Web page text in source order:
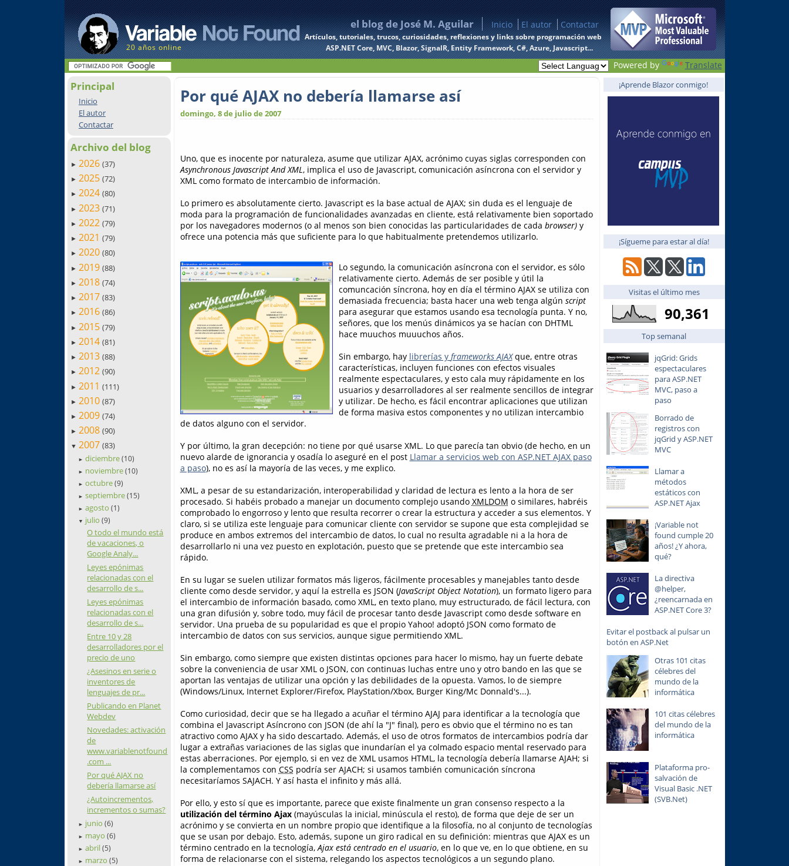
20 años online
el blog de José M. Aguilar Inicio El autor Contactar
Artículos, tutoriales, trucos, curiosidades, reflexiones y links sobre programación web
ASP.NET Core, MVC, Blazor, SignalR, Entity Framework, C#, Azure, Javascript...
Powered by Translate
Principal
Inicio
El autor
Contactar
Archivo del blog
► 2026 (37)
► 2025 (72)
► 2024 (80)
► 2023 (71)
► 2022 (79)
► 2021 (79)
► 2020 (80)
► 2019 (88)
► 2018 (74)
► 2017 (83)
► 2016 (86)
► 2015 (79)
► 2014 (81)
► 2013 (88)
► 2012 (90)
► 2011 (111)
► 2010 (87)
► 2009 (74)
► 2008 (90)
▼ 2007 (83)
► diciembre(10)
► noviembre(10)
► octubre(9)
► septiembre(15)
► agosto(1)
▼ julio(9)
O todo el mundo está
de vacaciones, o
Google Analy...
Leyes epónimas
relacionadas con el
desarrollo de s...
Leyes epónimas
relacionadas con el
desarrollo de s...
Entre 10 y 28
desarrolladores por el
precio de uno
¿Asesinos en serie o
inventores de
lenguajes de pr...
Publicando en Planet
Webdev
Novedades: activación
de
www.variablenotfound
.com ...
Por qué AJAX no
debería llamarse así
¿Autoincrementos,
incrementos o sumas?
► junio(6)
► mayo(6)
► abril(5)
► marzo(5)
Por qué AJAX no debería llamarse así
domingo, 8 de julio de 2007
Uno, que es inocente por naturaleza, asume que utilizar AJAX, acrónimo cuyas siglas corresponden con
Asynchronous Javascript And XML, implica el uso de Javascript, comunicación asíncrona con el servidor y
XML como formato de intercambio de información.
Lo primero es absolutamente cierto. Javascript es la base actual de AJAX; sin duda es el lenguaje de
moda para la programación de funcionalidades avanzadas en cliente, está relativamente bien soportado
por los navegadores modernos (o al menos son bien conocidas las particularidades de cada browser) y
ofrece una potencia más que suficiente para lo que habitualmente pretendemos utilizarlo.
Lo segundo, la comunicación asíncrona con el servidor, es sólo
relativamente cierto. Además de ser posible y útil la
comuncación síncrona, hoy en día el término AJAX se utiliza con
demasiada frecuencia; basta hacer una web tenga algún script
para asegurar que estamos usando esa tecnología punta. Y no,
señores, que los menús dinámicos ya se hacían con DHTML
hace muuchos muuuchos años.
Sin embargo, hay librerías y frameworks AJAXque, entre otras
características, incluyen funciones con efectos visuales
realmente espectaculares, y esto cala muy rápidamente en los
usuarios y desarrolladores al ser realmente sencillos de integrar
y utilizar. De hecho, es fácil encontrar aplicaciones que utilizan
de forma masiva estos componentes y no utilizan intercambio
de datos alguno con el servidor.
Y por último, la gran decepción: no tiene por qué usarse XML. Lo que parecía tan obvio (de hecho, en un
nuevo alarde de ignorancia y osadía lo aseguré en el post Llamar a servicios web con ASP.NET AJAX paso
a paso), no es así la mayoría de las veces, y me explico.
XML, a pesar de su estandarización, interoperabilidad y claridad de lectura es lento a la hora de ser
procesado. Si habéis probado a manejar un documento complejo usando XMLDOM o similares, habréis
comprobado lo engorroso y lento que resulta recorrer o crear la estructura y acceder a sus elementos. Y
claro, si se utiliza este lenguaje para comunicar cliente con servidor se supone que esta complejidad se
produce en ambos extremos del intercambio de datos, lo cual no resulta agradable ni a la hora de
desarrollarlo ni una vez puesto en explotación, puesto que se pretende que este intercambio sea
rápido.
En su lugar se suelen utilizar formatos más ligeros, fácilmente procesables y manejables tanto desde
cliente como desde servidor, y aquí la estrella es JSON (JavaScript Object Notation), un formato ligero para
el intercambio de información basado, como XML, en texto plano, muy estructurado, de fácil lectura, con
una gran difusión y, sobre todo, muy fácil de procesar tanto desde Javascript como desde software en
servidor. Una prueba de su popularidad es que el propio Yahoo! adoptó JSON como formato de
intercambio de datos con sus servicios, aunque sigue permitiendo XML.
Sin embargo, como siempre que existen distintas opciones para hacer lo mismo, hay un fuerte debate
sobre la conveniencia de usar XML o JSON, con continuas luchas entre uno y otro bando en las que se
aportan las ventajas de utilizar una opción y las debilidades de la opuesta. Vamos, lo de siempre
(Windows/Linux, Internet Explorer/Firefox, PlayStation/Xbox, Burger King/Mc Donnald's...).
Como curiosidad, decir que se ha llegado a acuñar el término AJAJ para identificar a la tecnología que
combina el Javascript Asíncrono con JSON (de ahí la "J" final), pero es obvio que el término no es tan
atractivo como AJAX y ha sido descartado. Además, el uso de otros formatos de intercambios podría dar
lugar a extrañas variaciones de las siglas que inundarían el ya colmado espacio mental reservado para
estas aberraciones. Por ejemplo, si en vez de XML usamos HTML, la tecnología debería llamarse AJAH; si
la complementamos con CSS podría ser AJACH; si usamos también comunicación síncrona
necesitaríamos SAJACH. Y así hasta el infinito y más allá.
Por ello, y esto sí que es importante, parece que existe finalmente un gran consenso respecto a la
utilización del término Ajax(mayúsculas la inicial, minúscula el resto), de forma que deje de ser un
acrónimo y se convierta en un nombre propio que identifique a la filosofía, no al conjunto de tecnologías
que se usan por debajo. Esto, además, supone un giro radical en su definición: mientras que AJAX es un
término centrado en la tecnología,Ajax está centrado en el usuario, en lo que ve, en lo que obtiene, en su
forma de relacionarse con el sistema, relegando los aspectos tecnológicos a un segundo plano.
¡Aprende Blazor conmigo!
¡Sígueme para estar al día!
Visitas el último mes
90,361
Top semanal
jqGrid: Grids
espectaculares
para ASP.NET
MVC, paso a
paso
Borrado de
registros con
jqGrid y ASP.NET
MVC
Llamar a
métodos
estáticos con
ASP.NET Ajax
¡Variable not
found cumple 20
años! ¿Y ahora,
qué?
La directiva
@helper,
¿reencarnada en
ASP.NET Core 3?
Evitar el postback al pulsar un
botón en ASP.Net
Otras 101 citas
célebres del
mundo de la
informática
101 citas célebres
del mundo de la
informática
Plataforma pro-
salvación de
Visual Basic .NET
(SVB.Net)